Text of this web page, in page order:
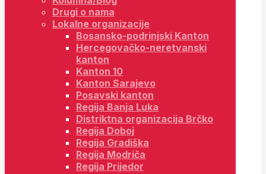
Drugi o nama
Lokalne organizacije
Bosansko-podrinjski Kanton
Hercegovačko-neretvanski
kanton
Kanton 10
Kanton Sarajevo
Posavski kanton
Regija Banja Luka
Distriktna organizacija Brčko
Regija Doboj
Regija Gradiška
Regija Modriča
Regija Prijedor